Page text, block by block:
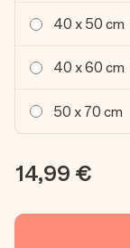
40 x 50 cm
40 x 60 cm
50 x 70 cm
14,99 €